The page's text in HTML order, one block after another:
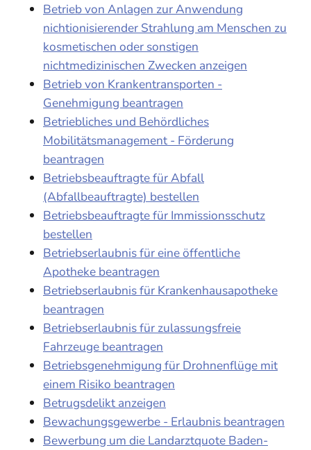
Betrieb von Anlagen zur Anwendung
nichtionisierender Strahlung am Menschen zu
kosmetischen oder sonstigen
nichtmedizinischen Zwecken anzeigen
Betrieb von Krankentransporten -
Genehmigung beantragen
Betriebliches und Behördliches
Mobilitätsmanagement - Förderung
beantragen
Betriebsbeauftragte für Abfall
(Abfallbeauftragte) bestellen
Betriebsbeauftragte für Immissionsschutz
bestellen
Betriebserlaubnis für eine öffentliche
Apotheke beantragen
Betriebserlaubnis für Krankenhausapotheke
beantragen
Betriebserlaubnis für zulassungsfreie
Fahrzeuge beantragen
Betriebsgenehmigung für Drohnenflüge mit
einem Risiko beantragen
Betrugsdelikt anzeigen
Bewachungsgewerbe - Erlaubnis beantragen
Bewerbung um die Landarztquote Baden-